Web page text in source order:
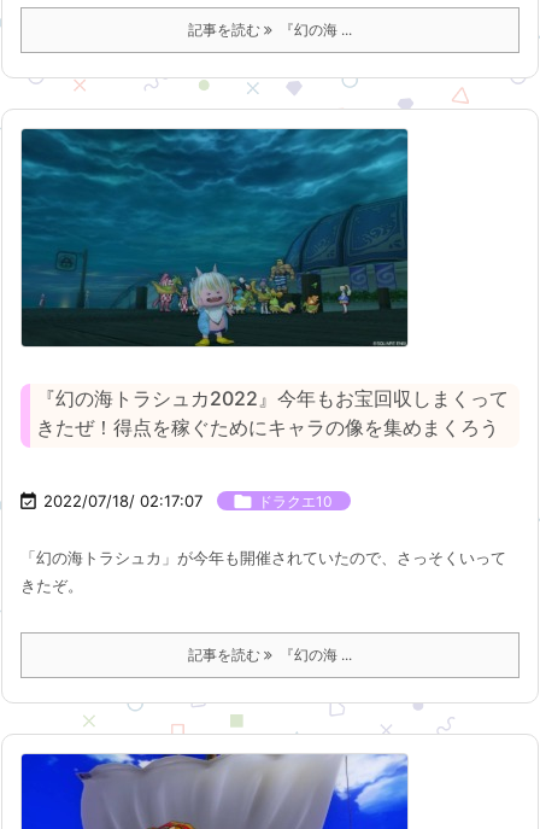
記事を読む 『幻の海 ...
『幻の海トラシュカ2022』今年もお宝回収しまくって
きたぜ！得点を稼ぐためにキャラの像を集めまくろう
 2022/07/18/ 02:17:07  ドラクエ10
「幻の海トラシュカ」が今年も開催されていたので、さっそくいって
きたぞ。
記事を読む 『幻の海 ...